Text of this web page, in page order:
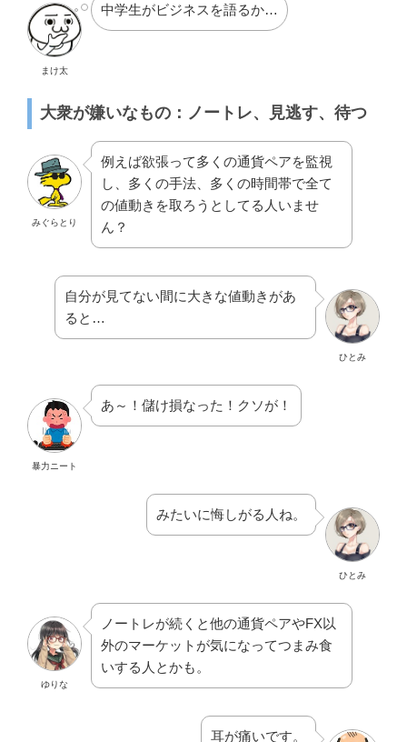
まけ太
中学生がビジネスを語るか…
大衆が嫌いなもの：ノートレ、見逃す、待つ
みぐらとり
例えば欲張って多くの通貨ペアを監視
し、多くの手法、多くの時間帯で全て
の値動きを取ろうとしてる人いませ
ん？
ひとみ
自分が見てない間に大きな値動きがあ
ると…
暴力ニート
あ～！儲け損なった！クソが！
ひとみ
みたいに悔しがる人ね。
ゆりな
ノートレが続くと他の通貨ペアやFX以
外のマーケットが気になってつまみ食
いする人とかも。
耳が痛いです。